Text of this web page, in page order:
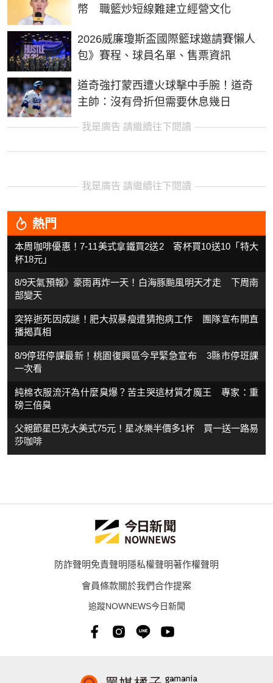
幣 職籃炒短線難建立經營文化
2026威廉瓊斯盃國際籃球邀請賽懶人
包》賽程、球員名單、售票資訊
道奇強打蒙西遭火球擊中手腕！道奇
主帥：沒有骨折但需要休息幾日
我是廣告 請繼續往下閱讀
我是廣告 請繼續往下閱讀
熱門
本周咖啡優惠！7-11美式拿鐵買2送2 寄杯買10送10「特大
杯18元」
8/9天氣預報》豪雨再炸一天！白海豚颱風明天才走 下周南
部變天
突猝逝死因成謎！肥大叔暴瘦遭猜抱病工作 團隊宣布開直
播揭真相
8/9停班停課最新！桃園復興區今早緊急宣布 3縣市停班課
一次看
純棉衣服流汗為什麼臭爆？苦主哭這材質才魔王 專家：重
磅三倍臭
父親節星巴克大美式75元！星冰樂半價多1杯 買一送一路易
莎咖啡
防詐聲明免責聲明隱私權聲明著作權聲明
會員條款關於我們合作提案
追蹤NOWNEWS今日新聞